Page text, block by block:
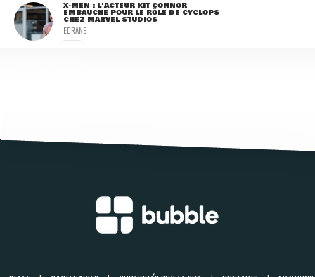
X-MEN : L'ACTEUR KIT CONNOR
EMBAUCHÉ POUR LE RÔLE DE CYCLOPS
CHEZ MARVEL STUDIOS
ECRANS